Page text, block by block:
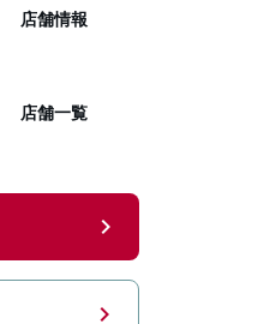
店舗情報
店舗一覧
chevron_right
chevron_right